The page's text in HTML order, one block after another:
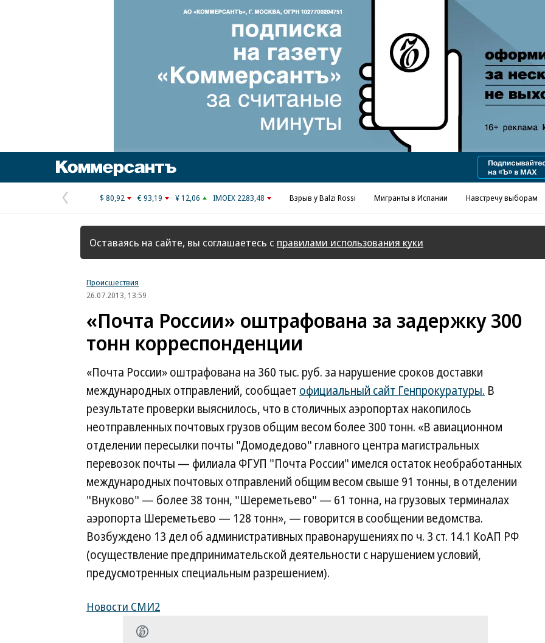
Реклама в «Ъ» www.kommersant.ru/ad
Предыдущая
страница
$ 80,92 € 93,19 ¥ 12,06 IMOEX 2283,48 Взрыв у Balzi Rossi Мигранты в Испании Навстречу выборам
Оставаясь на сайте, вы соглашаетесь с правилами использования куки
Происшествия
26.07.2013, 13:59
«Почта России» оштрафована за задержку 300
тонн корреспонденции
«Почта России» оштрафована на 360 тыс. руб. за нарушение сроков доставки
международных отправлений, сообщает официальный сайт Генпрокуратуры. В
результате проверки выяснилось, что в столичных аэропортах накопилось
неотправленных почтовых грузов общим весом более 300 тонн. «В авиационном
отделении пересылки почты "Домодедово" главного центра магистральных
перевозок почты — филиала ФГУП "Почта России" имелся остаток необработанных
международных почтовых отправлений общим весом свыше 91 тонны, в отделении
"Внуково" — более 38 тонн, "Шереметьево" — 61 тонна, на грузовых терминалах
аэропорта Шереметьево — 128 тонн», — говорится в сообщении ведомства.
Возбуждено 13 дел об административных правонарушениях по ч. 3 ст. 14.1 КоАП РФ
(осуществление предпринимательской деятельности с нарушением условий,
предусмотренных специальным разрешением).
Новости СМИ2